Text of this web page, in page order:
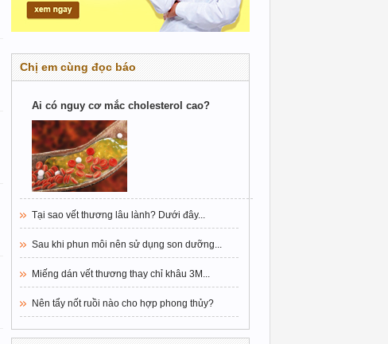
Chị em cùng đọc báo
Ai có nguy cơ mắc cholesterol cao?
Tại sao vết thương lâu lành? Dưới đây...
Sau khi phun môi nên sử dụng son dưỡng...
Miếng dán vết thương thay chỉ khâu 3M...
Nên tẩy nốt ruồi nào cho hợp phong thủy?